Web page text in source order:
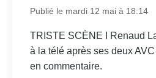
Publié le mardi 12 mai à 18:14
TRISTE SCÈNE I Renaud
à la télé après ses deux
en commentaire.